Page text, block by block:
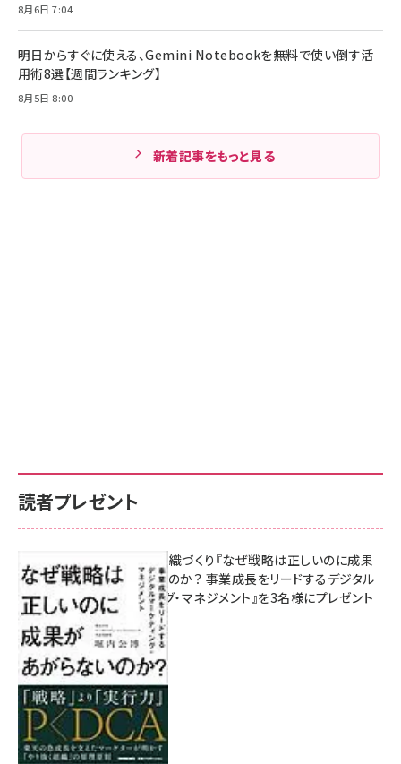
8月6日 7:04
明日からすぐに使える、Gemini Notebookを無料で使い倒す活
用術8選【週間ランキング】
8月5日 8:00
新着記事をもっと見る
読者プレゼント
成果を生む組織づくり『なぜ戦略は正しいのに成果
があがらないのか？ 事業成長をリードするデジタル
マーケティング・マネジメント』を3名様にプレゼント
8月7日 10:00